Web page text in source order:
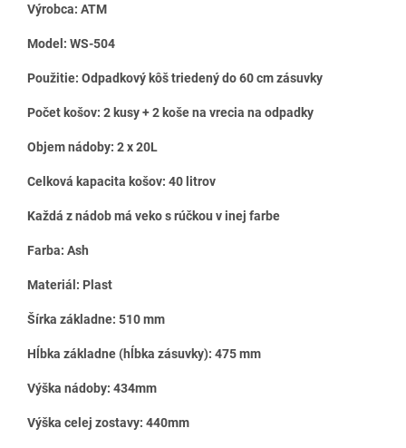
Výrobca: ATM
Model: WS-504
Použitie: Odpadkový kôš triedený do 60 cm zásuvky
Počet košov: 2 kusy + 2 koše na vrecia na odpadky
Objem nádoby: 2 x 20L
Celková kapacita košov: 40 litrov
Každá z nádob má veko s rúčkou v inej farbe
Farba: Ash
Materiál: Plast
Šírka základne: 510 mm
Hĺbka základne (hĺbka zásuvky): 475 mm
Výška nádoby: 434mm
Výška celej zostavy: 440mm